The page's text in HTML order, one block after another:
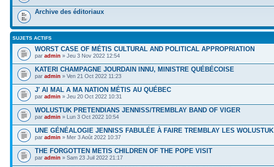
Archive des éditoriaux
SUJETS ACTIFS
WORST CASE OF MÉTIS CULTURAL AND POLITICAL APPROPRIATION
par admin » Jeu 3 Nov 2022 12:54
KATERI CHAMPAGNE JOURDAIN INNU, MINISTRE QUÉBÉCOISE
par admin » Ven 21 Oct 2022 11:23
J' AI MAL A MA NATION MÉTIS AU QUÉBEC
par admin » Jeu 20 Oct 2022 10:31
WOLUSTUK PRETENDIANS JENNISS/TREMBLAY BAND OF VIGER
par admin » Lun 3 Oct 2022 10:54
UNE GÉNÉALOGIE JENNISS FABULÉE À FAIRE TREMBLAY LES WOLUSTUK
par admin » Mer 3 Août 2022 10:37
THE FORGOTTEN METIS CHILDREN OF THE POPE VISIT
par admin » Sam 23 Juil 2022 21:17